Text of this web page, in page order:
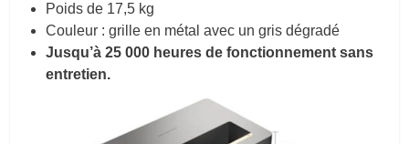
Poids de 17,5 kg
Couleur : grille en métal avec un gris dégradé
Jusqu’à 25 000 heures de fonctionnement sans
entretien.